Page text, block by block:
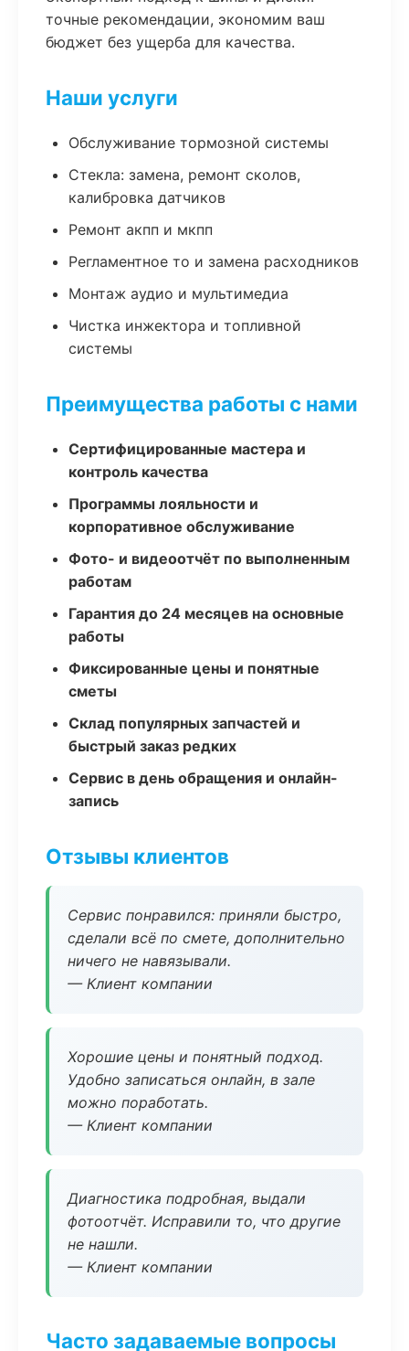
точные рекомендации, экономим ваш
бюджет без ущерба для качества.
Наши услуги
Обслуживание тормозной системы
Стекла: замена, ремонт сколов,
калибровка датчиков
Ремонт акпп и мкпп
Регламентное то и замена расходников
Монтаж аудио и мультимедиа
Чистка инжектора и топливной
системы
Преимущества работы с нами
Сертифицированные мастера и
контроль качества
Программы лояльности и
корпоративное обслуживание
Фото- и видеоотчёт по выполненным
работам
Гарантия до 24 месяцев на основные
работы
Фиксированные цены и понятные
сметы
Склад популярных запчастей и
быстрый заказ редких
Сервис в день обращения и онлайн-
запись
Отзывы клиентов
Сервис понравился: приняли быстро,
сделали всё по смете, дополнительно
ничего не навязывали.
— Клиент компании
Хорошие цены и понятный подход.
Удобно записаться онлайн, в зале
можно поработать.
— Клиент компании
Диагностика подробная, выдали
фотоотчёт. Исправили то, что другие
не нашли.
— Клиент компании
Часто задаваемые вопросы